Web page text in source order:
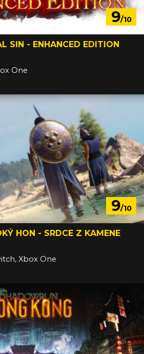
9/10
SIN - ENHANCED EDITION
One
9/10
HON - SRDCE Z KAMENE
Xbox One